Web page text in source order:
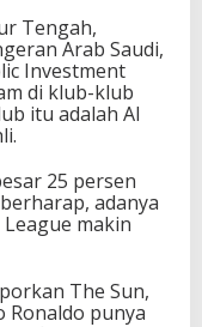
Tengah,
Arab Saudi,
Investment
di klub-klub
itu adalah Al
25 persen
adanya
makin
The Sun,
Ronaldo punya